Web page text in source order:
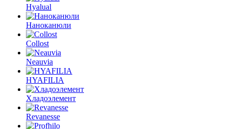
Hyalual
Наноканюли
Collost
Neauvia
HYAFILIA
Хладоэлемент
Revanesse